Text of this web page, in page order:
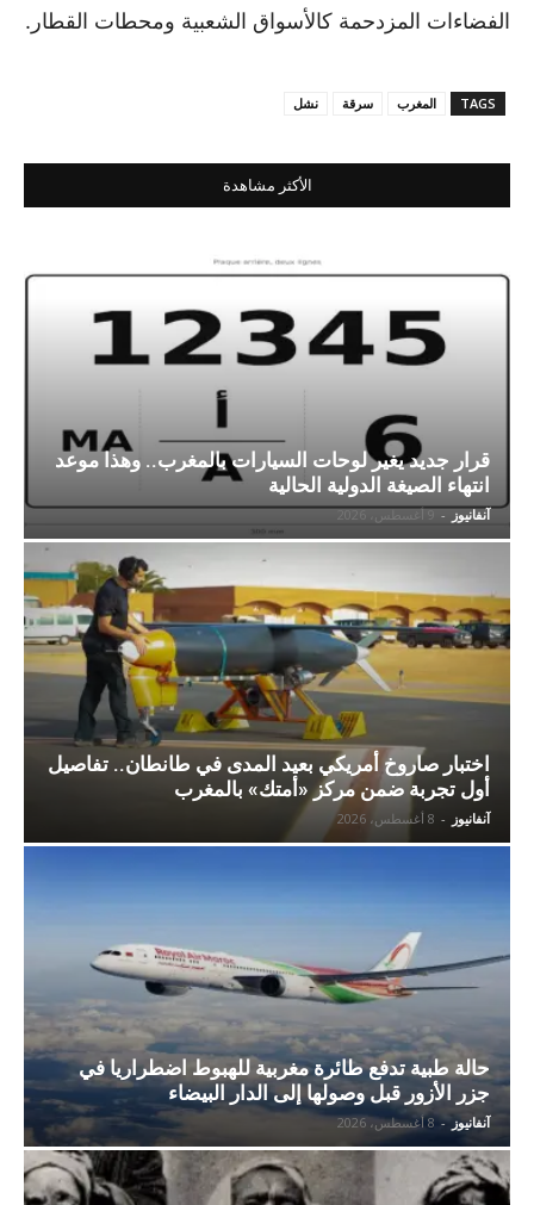
الفضاءات المزدحمة كالأسواق الشعبية ومحطات القطار.
TAGS المغرب سرقة نشل
الأكثر مشاهدة
قرار جديد يغير لوحات السيارات بالمغرب.. وهذا موعد
انتهاء الصيغة الدولية الحالية
آنفانيوز - 9 أغسطس، 2026
اختبار صاروخ أمريكي بعيد المدى في طانطان.. تفاصيل
أول تجربة ضمن مركز «أمتك» بالمغرب
آنفانيوز - 8 أغسطس، 2026
حالة طبية تدفع طائرة مغربية للهبوط اضطراريا في
جزر الأزور قبل وصولها إلى الدار البيضاء
آنفانيوز - 8 أغسطس، 2026